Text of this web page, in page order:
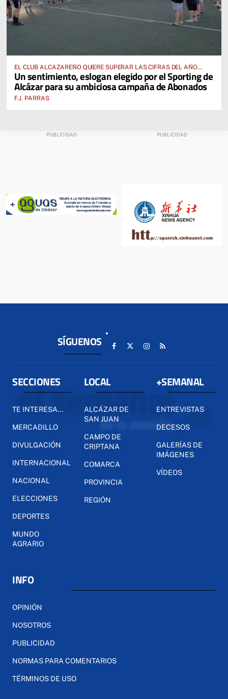
EL CLUB ALCAZAREÑO QUIERE SUPERAR LAS CIFRAS DEL AÑO
PASADO E INCLUSO DUPLICARLAS
Un sentimiento, eslogan elegido por el Sporting de
Alcázar para su ambiciosa campaña de Abonados
F.J. PARRAS
SÍGUENOS
SECCIONES
TE INTERESA...
MERCADILLO
DIVULGACIÓN
INTERNACIONAL
NACIONAL
ELECCIONES
DEPORTES
MUNDO
AGRARIO
LOCAL
ALCÁZAR DE
SAN JUAN
CAMPO DE
CRIPTANA
COMARCA
PROVINCIA
REGIÓN
+SEMANAL
ENTREVISTAS
DECESOS
GALERÍAS DE
IMÁGENES
VÍDEOS
INFO
OPINIÓN
NOSOTROS
PUBLICIDAD
NORMAS PARA COMENTARIOS
TÉRMINOS DE USO